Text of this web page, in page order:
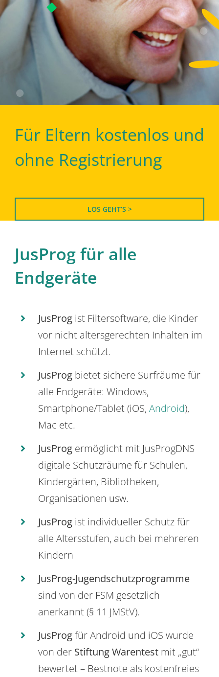
Für Eltern kostenlos und
ohne Registrierung
LOS GEHT’S >
JusProg für alle
Endgeräte
JusProg ist Filtersoftware, die Kinder
vor nicht altersgerechten Inhalten im
Internet schützt.
JusProg bietet sichere Surfräume für
alle Endgeräte: Windows,
Smartphone/Tablet (iOS, Android),
Mac etc.
JusProg ermöglicht mit JusProgDNS
digitale Schutzräume für Schulen,
Kindergärten, Bibliotheken,
Organisationen usw.
JusProg ist individueller Schutz für
alle Altersstufen, auch bei mehreren
Kindern
JusProg-Jugendschutzprogramme
sind von der FSM gesetzlich
anerkannt (§ 11 JMStV).
JusProgfür Android und iOS wurde
von der Stiftung Warentest mit „gut“
bewertet – Bestnote als kostenfreies